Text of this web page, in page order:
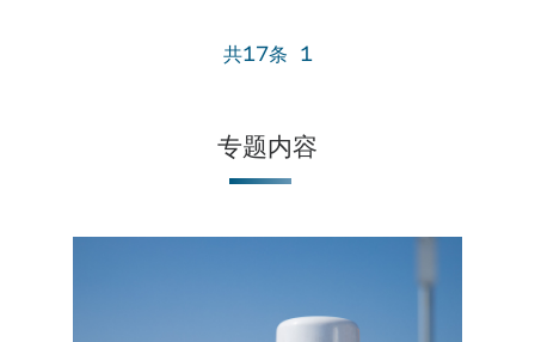
共17条 1
专题内容